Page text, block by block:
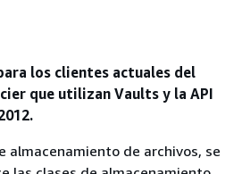
los clientes actuales del
que utilizan Vaults y la API
almacenamiento de archivos, se